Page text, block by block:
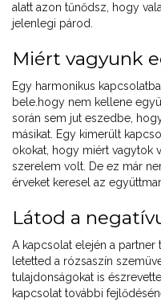
alatt azon tűnődsz, hogy
jelenlegi párod.
Miért vagyunk
Egy harmonikus
bele.hogy nem kellene
során sem jut eszedbe,
másikat. Egy kimerült
okokat, hogy miért vagytok
szerelem volt. De ez már
érveket keresel az
Látod a
A kapcsolat elején a partner
letetted a rózsaszín
tulajdonságokat is
kapcsolat további